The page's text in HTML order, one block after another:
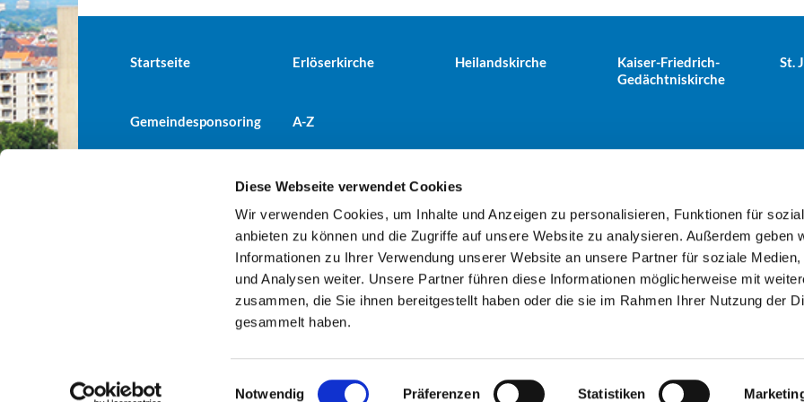
Diese Webseite verwendet Cookies
Wir verwenden Cookies, um Inhalte und Anzeigen zu personalisieren, Funktionen für
anbieten zu können und die Zugriffe auf unsere Website zu analysieren. Außerdem geben
Informationen zu Ihrer Verwendung unserer Website an unsere Partner für soziale Medien,
und Analysen weiter. Unsere Partner führen diese Informationen möglicherweise mit
zusammen, die Sie ihnen bereitgestellt haben oder die sie im Rahmen Ihrer Nutzung der
gesammelt haben.
Notwendig Präferenzen Statistiken
Startseite Erlöserkirche Heilandskirche
Kaiser-Friedrich-
Gedächtniskirche
St.
Gemeindesponsoring A-Z
Evangelische Kirchengemeinde Tiergarten · Alt-Moabit 25, 10559 Berlin+49303943498 
Kontaktinformationen Impressum